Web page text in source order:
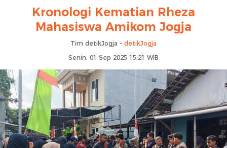
Kronologi Kematian Rheza
Mahasiswa Amikom Jogja
Tim detikJogja - detikJogja
Senin, 01 Sep 2025 15:21 WIB